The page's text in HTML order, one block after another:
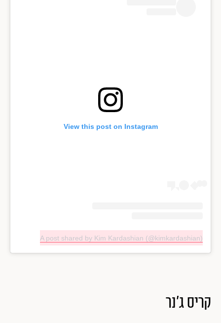
View this post on Instagram
A post shared by Kim Kardashian (@kimkardashian)
קריס ג'נר